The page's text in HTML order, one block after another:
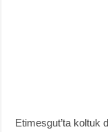
Etimesgut’ta koltuk